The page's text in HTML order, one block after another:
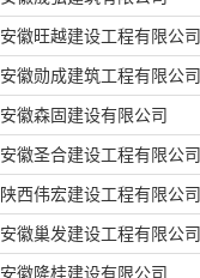
安徽旺越建设工程有限公司
安徽勋成建筑工程有限公司
安徽森固建设有限公司
安徽圣合建设工程有限公司
陕西伟宏建设工程有限公司
安徽巢发建设工程有限公司
安徽隆桂建设有限公司